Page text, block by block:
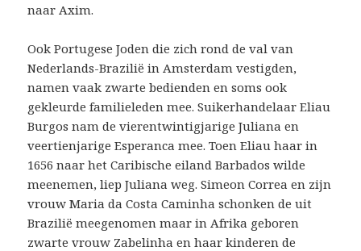
naar Axim.
Ook Portugese Joden die zich rond de val van
Nederlands-Brazilië in Amsterdam vestigden,
namen vaak zwarte bedienden en soms ook
gekleurde familieleden mee. Suikerhandelaar Eliau
Burgos nam de vierentwintigjarige Juliana en
veertienjarige Esperanca mee. Toen Eliau haar in
1656 naar het Caribische eiland Barbados wilde
meenemen, liep Juliana weg. Simeon Correa en zijn
vrouw Maria da Costa Caminha schonken de uit
Brazilië meegenomen maar in Afrika geboren
zwarte vrouw Zabelinha en haar kinderen de